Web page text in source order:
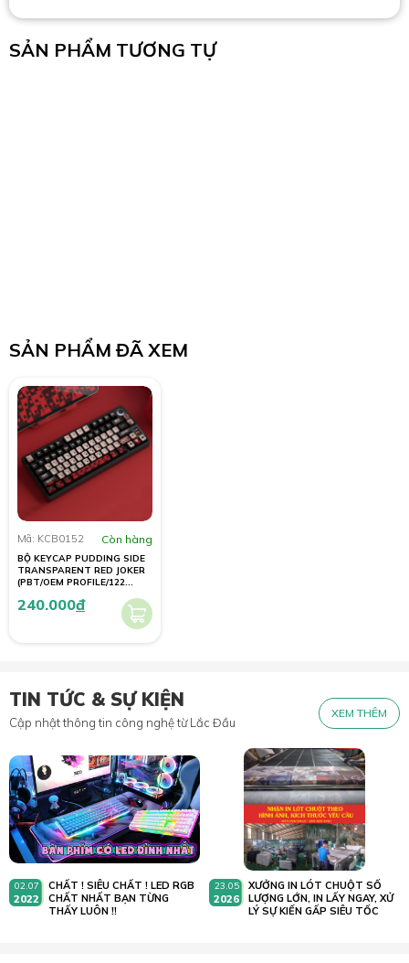
SẢN PHẨM TƯƠNG TỰ
SẢN PHẨM ĐÃ XEM
Mã: KCB0152 Còn hàng
BỘ KEYCAP PUDDING SIDE
TRANSPARENT RED JOKER
(PBT/OEM PROFILE/122
240.000đ
TIN TỨC & SỰ KIỆN
Cập nhật thông tin công nghệ từ Lắc Đầu
XEM THÊM
02.07
2022
CHẤT ! SIÊU CHẤT ! LED RGB
CHẤT NHẤT BẠN TỪNG
THẤY LUÔN !!
23.05
2026
XƯỞNG IN LÓT CHUỘT SỐ
LƯỢNG LỚN, IN LẤY NGAY, XỬ
LÝ SỰ KIẾN GẤP SIÊU TỐC